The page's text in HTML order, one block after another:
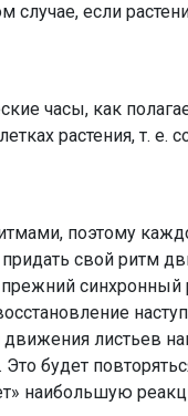
если
часы, как
ра­стения, т. е.
поэтому
свой ритм
прежний
движения листьев
будет
наибольшую